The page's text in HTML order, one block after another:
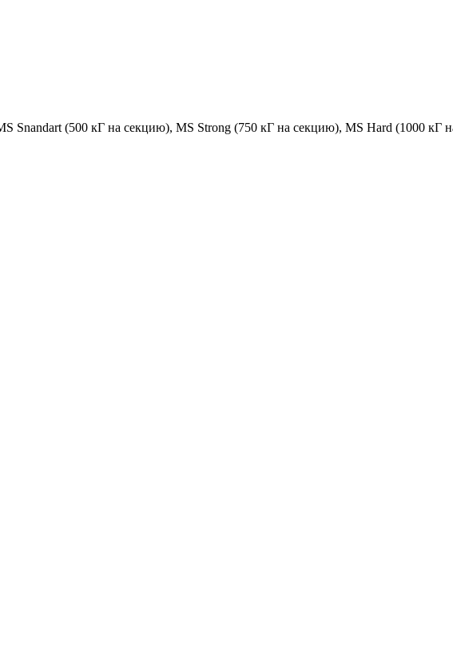
Snandart (500 кГ на секцию), MS Strong (750 кГ на секцию), MS Hard (1000 кГ